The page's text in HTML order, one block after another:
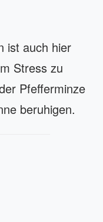
ist auch hier
Stress zu
Pfefferminze
beruhigen.